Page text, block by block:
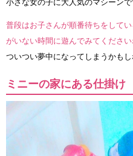
小さな女の子に大人気のマシーンで
普段はお子さんが順番待ちをして
がいない時間に遊んでみてください
ついつい夢中になってしまうかもし
ミニーの家にある仕掛け